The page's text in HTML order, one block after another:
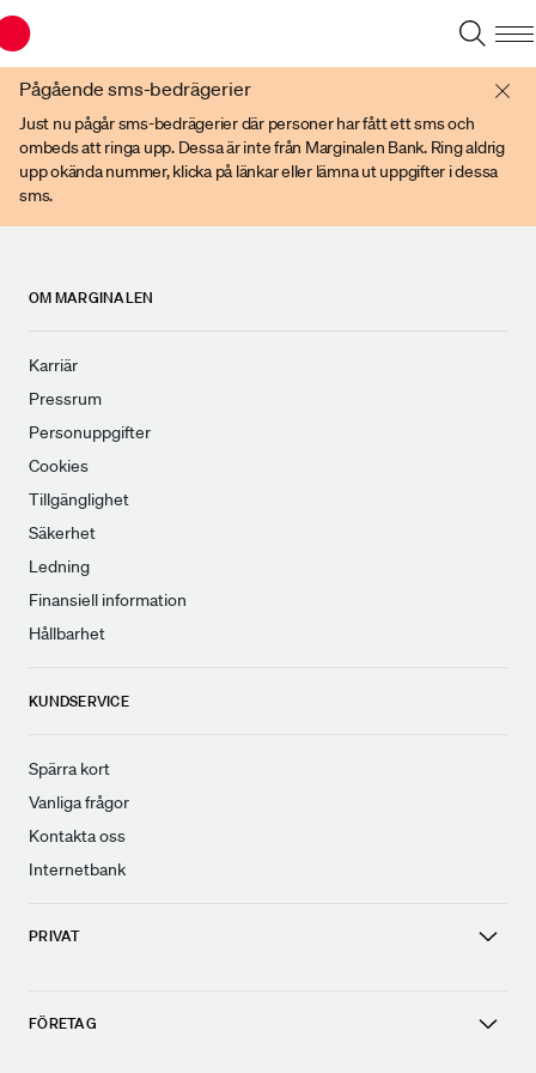
Pågående sms-bedrägerier
Just nu pågår sms-bedrägerier där personer har fått ett sms och
ombeds att ringa upp. Dessa är inte från Marginalen Bank. Ring aldrig
upp okända nummer, klicka på länkar eller lämna ut uppgifter i dessa
sms.
OM MARGINALEN
Karriär
Pressrum
Personuppgifter
Cookies
Tillgänglighet
Säkerhet
Ledning
Finansiell information
Hållbarhet
KUNDSERVICE
Spärra kort
Vanliga frågor
Kontakta oss
Internetbank
PRIVAT
FÖRETAG
Du har en gammal webbläsare. Vänligen använd senare versioner av t ex